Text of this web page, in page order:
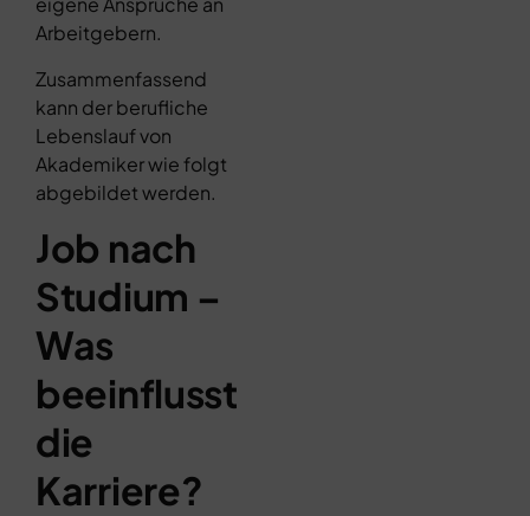
Arbeitgebern.
Zusammenfassend
kann der berufliche
Lebenslauf von
Akademiker wie folgt
abgebildet werden.
Job nach
Studium –
Was
beeinflusst
die
Karriere?